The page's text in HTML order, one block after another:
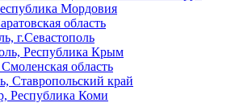
Мордовия
область
г.Севастополь
Республика Крым
область
Ставропольский край
Республика Коми